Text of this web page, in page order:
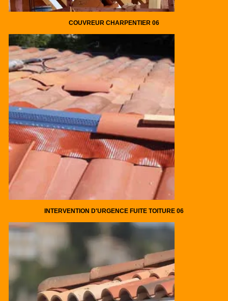
COUVREUR CHARPENTIER 06
INTERVENTION D'URGENCE FUITE TOITURE 06